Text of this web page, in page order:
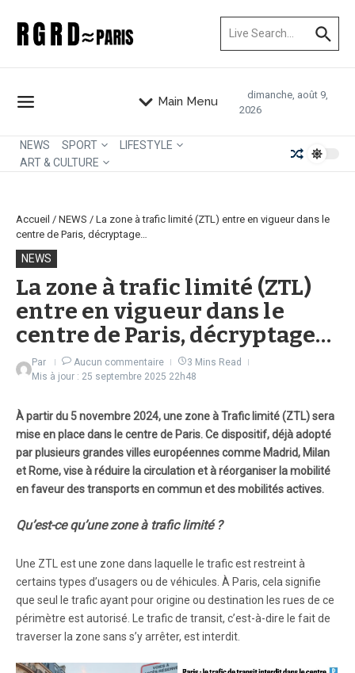
Main Menu
dimanche, août 9,
2026
NEWS SPORT
LIFESTYLE
ART & CULTURE
Accueil / NEWS / La zone à trafic limité (ZTL) entre en vigueur dans le
centre de Paris, décryptage…
NEWS
La zone à trafic limité (ZTL)
entre en vigueur dans le
centre de Paris, décryptage…
Par Aucun commentaire
3 Mins Read
Mis à jour : 25 septembre 2025 22h48
À partir du 5 novembre 2024, une zone à Trafic limité (ZTL) sera
mise en place dans le centre de Paris. Ce dispositif, déjà adopté
par plusieurs grandes villes européennes comme Madrid, Milan
et Rome, vise à réduire la circulation et à réorganiser la mobilité
en faveur des transports en commun et des mobilités actives.
Qu’est-ce qu’une zone à trafic limité ?
Une ZTL est une zone dans laquelle le trafic est restreint à
certains types d’usagers ou de véhicules. À Paris, cela signifie
que seul le trafic ayant pour origine ou destination les rues de ce
périmètre est autorisé. Le trafic de transit, c’est-à-dire le fait de
traverser la zone sans s’y arrêter, est interdit.